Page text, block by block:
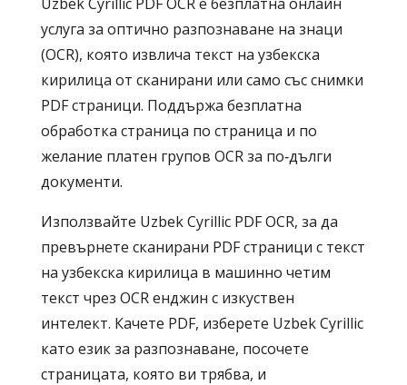
услуга за оптично разпознаване на знаци
(OCR), която извлича текст на узбекска
кирилица от сканирани или само със снимки
PDF страници. Поддържа безплатна
обработка страница по страница и по
желание платен групов OCR за по‑дълги
документи.
Използвайте Uzbek Cyrillic PDF OCR, за да
превърнете сканирани PDF страници с текст
на узбекска кирилица в машинно четим
текст чрез OCR енджин с изкуствен
интелект. Качете PDF, изберете Uzbek Cyrillic
като език за разпознаване, посочете
страницата, която ви трябва, и